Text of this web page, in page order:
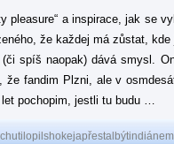
pleasure“ a inspirace, jak se
že každej má zůstat,
spíš naopak) dává smysl.
fandim Plzni, ale v
pochopim, jestli tu budu …